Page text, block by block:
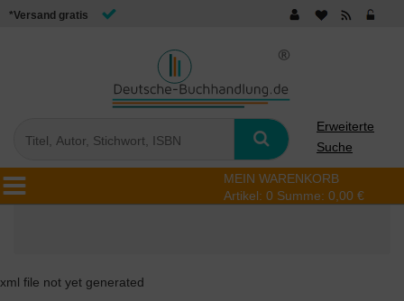
*Versand gratis
Erweiterte
Suche
MEIN WARENKORB
Artikel: 0 Summe: 0,00 €
xml file not yet generated